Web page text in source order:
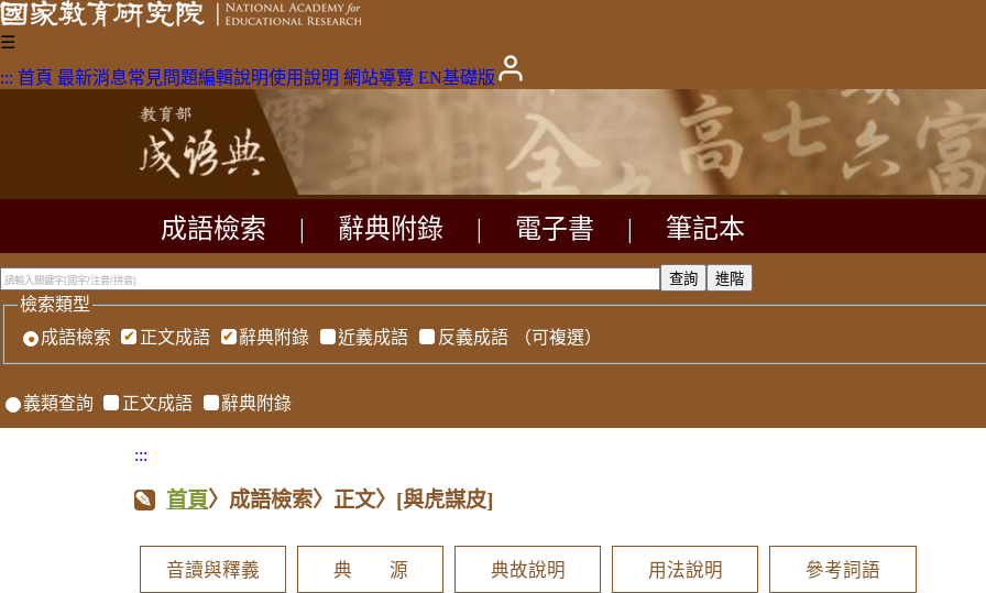
☰
::: 首頁 最新消息常見問題編輯說明使用說明 網站導覽 EN基礎版
成語檢索 辭典附錄 電子書 筆記本
檢索類型
成語檢索
正文成語 辭典附錄 近義成語 反義成語 （可複選）
義類查詢 正文成語 辭典附錄
:::
首頁〉成語檢索〉正文〉 [與虎謀皮]
音讀與釋義 典 源 典故說明 用法說明 參考詞語